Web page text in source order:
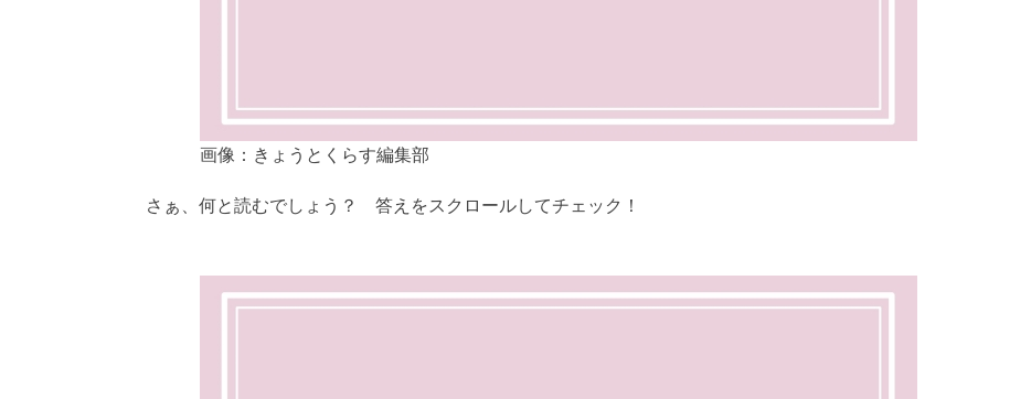
画像：きょうとくらす編集部
さぁ、何と読むでしょう？ 答えをスクロールしてチェック！